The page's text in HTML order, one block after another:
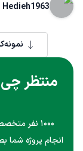
Hedieh1963
منتظر
۱۰۰۰ نفر
انجام پروژه شما